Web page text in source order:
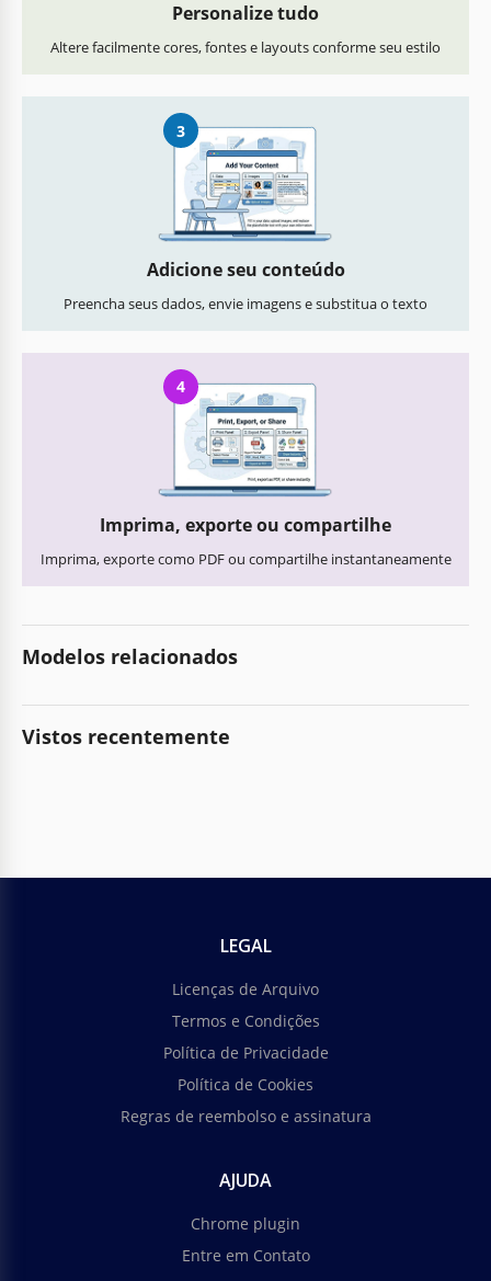
Personalize tudo
Altere facilmente cores, fontes e layouts conforme seu estilo
3
Adicione seu conteúdo
Preencha seus dados, envie imagens e substitua o texto
4
Imprima, exporte ou compartilhe
Imprima, exporte como PDF ou compartilhe instantaneamente
Modelos relacionados
Vistos recentemente
LEGAL
Licenças de Arquivo
Termos e Condições
Política de Privacidade
Política de Cookies
Regras de reembolso e assinatura
AJUDA
Chrome plugin
Entre em Contato